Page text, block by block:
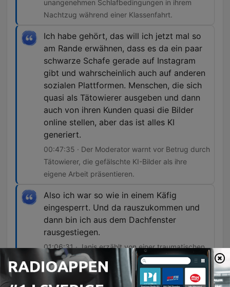
unangenehmen Schlafbedingungen in ihrem
Nachtzug während einer Klassenfahrt.
Ich habe gehört, das will ich jetzt mal so
am Rande erwähnen, dass es da ein paar
schwarze Schafe gerade auf Instagram
gibt und wahrscheinlich auch auf anderen
sozialen Plattformen. Menschen, die sich
quasi als Tätowierer ausgeben und dann
auch von ihren Kunden quasi die Bilder
online stellen, aber das ist alles KI
generiert.
00:47:35 · Der Moderator warnt vor Betrug durch
Tätowierer, die gefälschte KI-Bilder als ihre
eigene Arbeit präsentieren.
Also ich war so wie in einem Käfig
eingesperrt. Und da rauszukommen und
dann bin ich aus dem Dachfenster
rausgestiegen.
01:06:31 · Janis erzählt von einer traumatischen
Situation, in der er als Kind in seinem Zimmer
eingesperrt war.